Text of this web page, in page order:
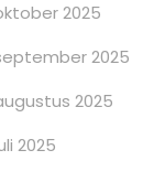
2025
2025
2025
2025